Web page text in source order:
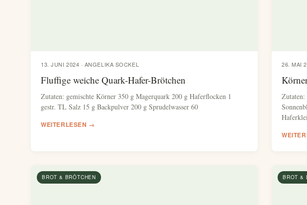
13. JUNI 2024 · ANGELIKA SOCKEL
Fluffige weiche Quark-Hafer-Brötchen
Zutaten: gemischte Körner 350 g Magerquark 200 g Haferflocken 1
gestr. TL Salz 15 g Backpulver 200 g Sprudelwasser 60
WEITERLESEN →
26. MAI
BROT & BRÖTCHEN BROT &